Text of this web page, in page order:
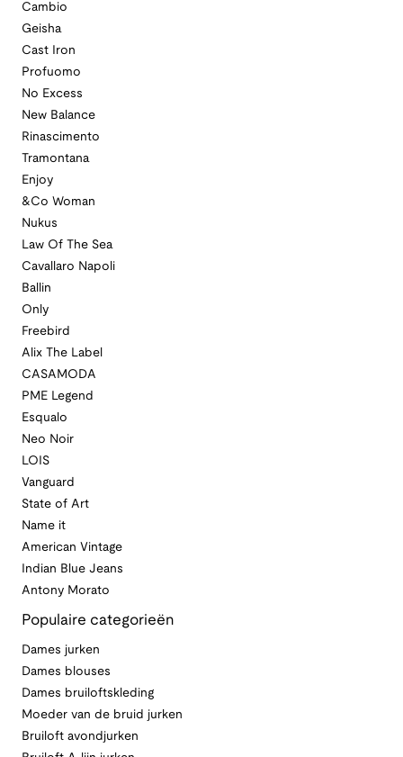
Cambio
Geisha
Cast Iron
Profuomo
No Excess
New Balance
Rinascimento
Tramontana
Enjoy
&Co Woman
Nukus
Law Of The Sea
Cavallaro Napoli
Ballin
Only
Freebird
Alix The Label
CASAMODA
PME Legend
Esqualo
Neo Noir
LOIS
Vanguard
State of Art
Name it
American Vintage
Indian Blue Jeans
Antony Morato
Populaire categorieën
Dames jurken
Dames blouses
Dames bruiloftskleding
Moeder van de bruid jurken
Bruiloft avondjurken